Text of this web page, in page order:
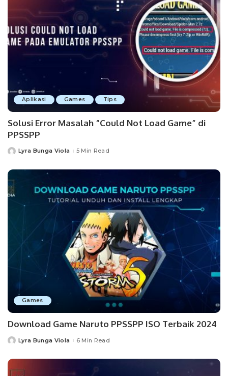
Aplikasi Games Tips
Solusi Error Masalah “Could Not Load Game” di
PPSSPP
PostedLyra Bunga Viola 5 Min Read
Games
Download Game Naruto PPSSPP ISO Terbaik 2024
PostedLyra Bunga Viola 6 Min Read